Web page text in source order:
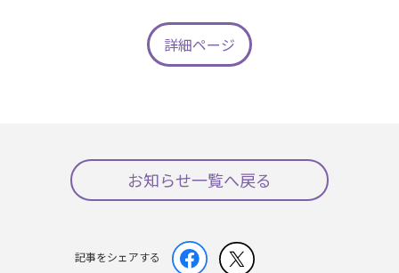
詳細ページ
お知らせ一覧へ戻る
記事をシェアする